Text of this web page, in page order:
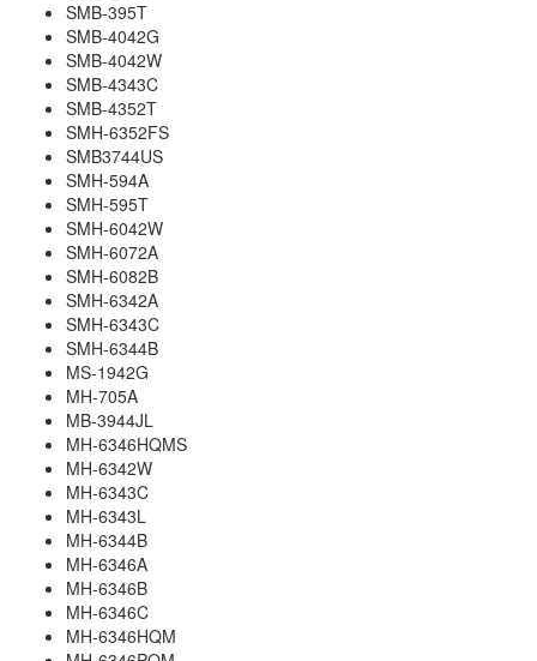
SMB-395T
SMB-4042G
SMB-4042W
SMB-4343C
SMB-4352T
SMH-6352FS
SMB3744US
SMH-594A
SMH-595T
SMH-6042W
SMH-6072A
SMH-6082B
SMH-6342A
SMH-6343C
SMH-6344B
MS-1942G
MH-705A
MB-3944JL
MH-6346HQMS
MH-6342W
MH-6343C
MH-6343L
MH-6344B
MH-6346A
MH-6346B
MH-6346C
MH-6346HQM